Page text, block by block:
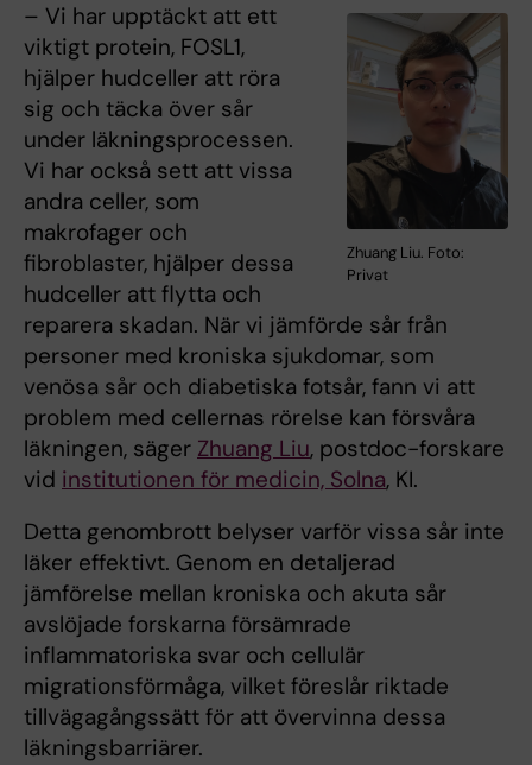
Zhuang Liu. Foto:
Privat
– Vi har upptäckt att ett
viktigt protein, FOSL1,
hjälper hudceller att röra
sig och täcka över sår
under läkningsprocessen.
Vi har också sett att vissa
andra celler, som
makrofager och
fibroblaster, hjälper dessa
hudceller att flytta och
reparera skadan. När vi jämförde sår från
personer med kroniska sjukdomar, som
venösa sår och diabetiska fotsår, fann vi att
problem med cellernas rörelse kan försvåra
läkningen, säger Zhuang Liu, postdoc-forskare
vid institutionen för medicin, Solna, KI.
Detta genombrott belyser varför vissa sår inte
läker effektivt. Genom en detaljerad
jämförelse mellan kroniska och akuta sår
avslöjade forskarna försämrade
inflammatoriska svar och cellulär
migrationsförmåga, vilket föreslår riktade
tillvägagångssätt för att övervinna dessa
läkningsbarriärer.